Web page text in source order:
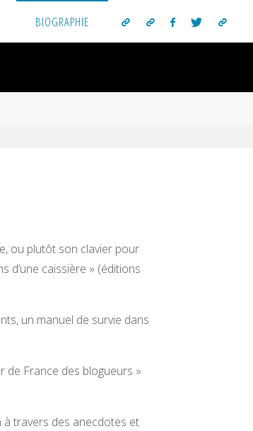
BIOGRAPHIE
ou plutôt son clavier pour
d’une caissière » (éditions
un manuel de survie dans
de France des blogueurs »
à travers des anecdotes et